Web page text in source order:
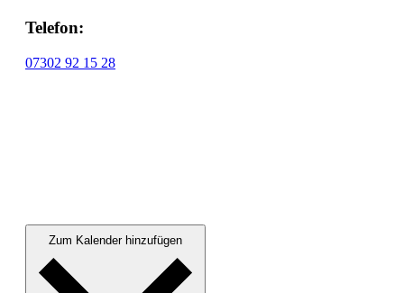
Telefon:
07302 92 15 28